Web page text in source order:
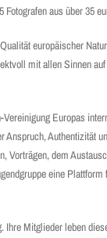
aus über 35
europäischer
mit allen Sinnen
Europas
Authentizität
dem
eine
Mitglieder leben